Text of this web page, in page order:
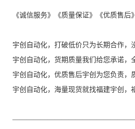
《诚信服务》《质量保证》《优质售后
宇创自动化，打破低价只为长期合作，
宇创自动化，货期质量我们给您承诺，
宇创自动化，优质售后宇创为您负责，
宇创自动化，海量现货就找福建宇创，